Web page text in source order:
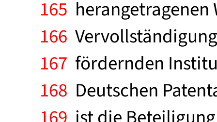
165
166
167 fördernden
168 Deutschen